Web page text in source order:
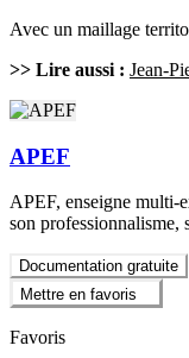
Avec un maillage
>> Lire aussi : Jean-
APEF
APEF, enseigne multi-
son professionnalisme,
Documentation gratuite
Mettre en favoris
Favoris